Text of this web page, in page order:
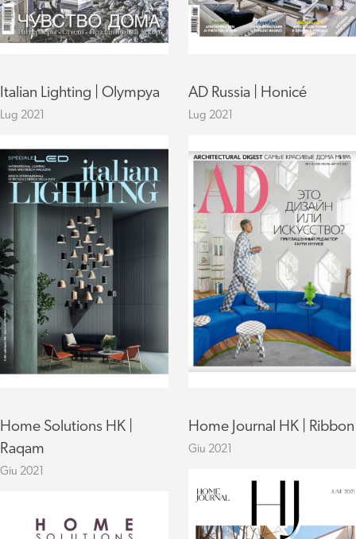
Italian Lighting | Olympya
Lug 2021
AD Russia | Honicé
Lug 2021
Home Solutions HK |
Raqam
Giu 2021
Home Journal HK | Ribbon
Giu 2021